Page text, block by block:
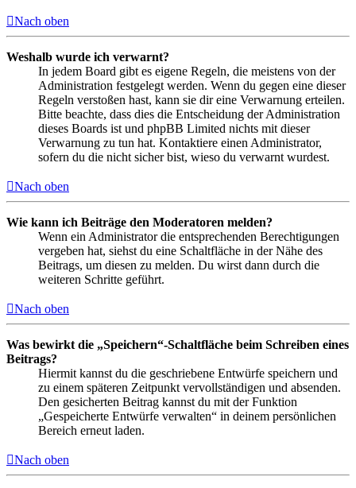
Nach oben
Weshalb wurde ich verwarnt?
In jedem Board gibt es eigene Regeln, die meistens von der
Administration festgelegt werden. Wenn du gegen eine dieser
Regeln verstoßen hast, kann sie dir eine Verwarnung erteilen.
Bitte beachte, dass dies die Entscheidung der Administration
dieses Boards ist und phpBB Limited nichts mit dieser
Verwarnung zu tun hat. Kontaktiere einen Administrator,
sofern du die nicht sicher bist, wieso du verwarnt wurdest.
Nach oben
Wie kann ich Beiträge den Moderatoren melden?
Wenn ein Administrator die entsprechenden Berechtigungen
vergeben hat, siehst du eine Schaltfläche in der Nähe des
Beitrags, um diesen zu melden. Du wirst dann durch die
weiteren Schritte geführt.
Nach oben
Was bewirkt die „Speichern“-Schaltfläche beim Schreiben eines
Beitrags?
Hiermit kannst du die geschriebene Entwürfe speichern und
zu einem späteren Zeitpunkt vervollständigen und absenden.
Den gesicherten Beitrag kannst du mit der Funktion
„Gespeicherte Entwürfe verwalten“ in deinem persönlichen
Bereich erneut laden.
Nach oben